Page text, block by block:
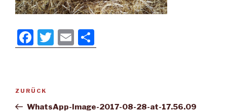
F
a
e
b
T
wi
E
m eil
Beitragsnavigation
Vorheriger
Beitrag
ZURÜCK
WhatsApp-Image-2017-08-28-at-17.56.09